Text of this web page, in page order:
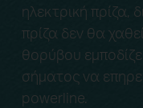
ηλεκτρική πρίζα,
πρίζα δεν θα
θορύβου
σήματος να
powerline.